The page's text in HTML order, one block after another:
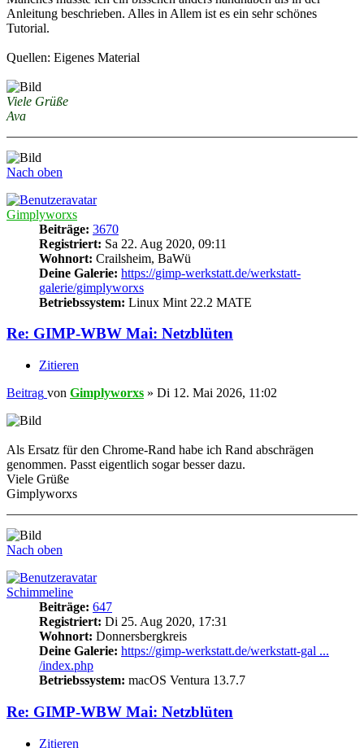
Anleitung beschrieben. Alles in Allem ist es ein sehr schönes
Tutorial.
Quellen: Eigenes Material
Viele Grüße
Ava
Nach oben
Gimplyworxs
Beiträge: 3670
Registriert: Sa 22. Aug 2020, 09:11
Wohnort: Crailsheim, BaWü
Deine Galerie: https://gimp-werkstatt.de/werkstatt-
galerie/gimplyworxs
Betriebssystem: Linux Mint 22.2 MATE
Re: GIMP-WBW Mai: Netzblüten
Zitieren
Beitrag von Gimplyworxs » Di 12. Mai 2026, 11:02
Als Ersatz für den Chrome-Rand habe ich Rand abschrägen
genommen. Passt eigentlich sogar besser dazu.
Viele Grüße
Gimplyworxs
Nach oben
Schimmeline
Beiträge: 647
Registriert: Di 25. Aug 2020, 17:31
Wohnort: Donnersbergkreis
Deine Galerie: https://gimp-werkstatt.de/werkstatt-gal ...
/index.php
Betriebssystem: macOS Ventura 13.7.7
Re: GIMP-WBW Mai: Netzblüten
Zitieren